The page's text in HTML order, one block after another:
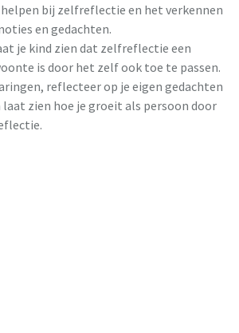
bij zelfreflectie en het verkennen
en gedachten.
je kind zien dat zelfreflectie een
is door het zelf ook toe te passen.
reflecteer op je eigen gedachten
laat zien hoe je groeit als persoon door